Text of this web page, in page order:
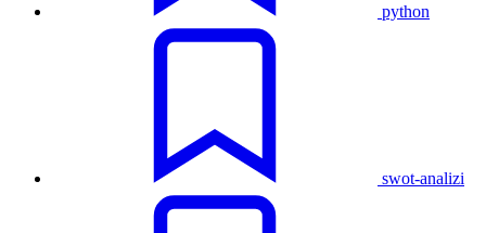
python
swot-analizi